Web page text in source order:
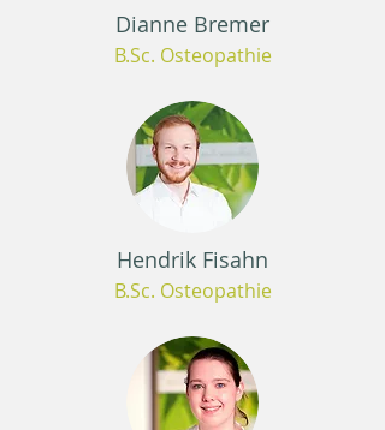
Dianne Bremer
B.Sc. Osteopathie
Hendrik Fisahn
B.Sc. Osteopathie